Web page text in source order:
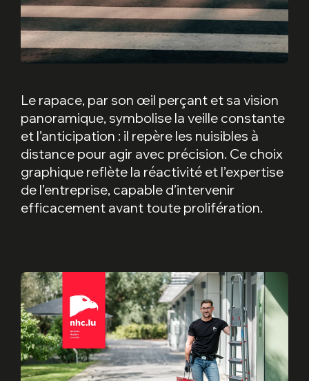
Le rapace, par son œil perçant et sa vision
panoramique, symbolise la veille constante
et l’anticipation : il repère les nuisibles à
distance pour agir avec précision. Ce choix
graphique reflète la réactivité et l’expertise
de l’entreprise, capable d’intervenir
efficacement avant toute prolifération.